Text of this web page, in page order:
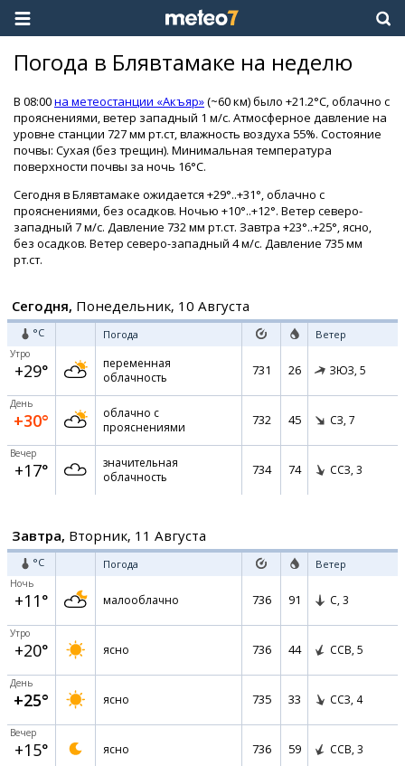
Погода в Блявтамаке на неделю
В 08:00на метеостанции «Акъяр»(~60 км) было +21.2°C, облачно с
прояснениями, ветер западный 1 м/с. Атмосферное давление на
уровне станции 727 мм рт.ст, влажность воздуха 55%. Состояние
почвы: Сухая (без трещин). Минимальная температура
поверхности почвы за ночь 16°C.
Сегодня в Блявтамаке ожидается +29°..+31°, облачно с
прояснениями, без осадков. Ночью +10°..+12°. Ветер северо-
западный 7 м/с. Давление 732 мм рт.ст. Завтра +23°..+25°, ясно,
без осадков. Ветер северо-западный 4 м/с. Давление 735 мм
рт.ст.
Сегодня, Понедельник, 10 Августа
°C Погода Ветер
Утро
+29°
переменная
облачность
731 26 ЗЮЗ, 5
День
+30°
облачно с
прояснениями
732 45 СЗ, 7
Вечер
+17°
значительная
облачность
734 74 ССЗ, 3
Завтра, Вторник, 11 Августа
°C Погода Ветер
Ночь
+11° малооблачно 736 91 С, 3
Утро
+20° ясно 736 44 ССВ, 5
День
+25° ясно 735 33 ССЗ, 4
Вечер
+15° ясно 736 59 ССВ, 3